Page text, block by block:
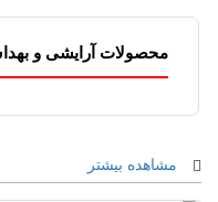
محصولات آرایشی و
مشاهده بیشتر